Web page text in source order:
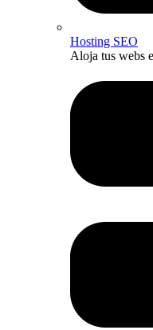
Hosting SEO
Aloja tus webs